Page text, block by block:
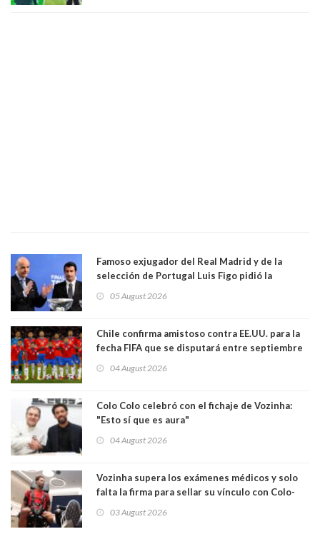
Famoso exjugador del Real Madrid y de la
selección de Portugal Luis Figo pidió la
comportamiento más bajo y cobarde que he
05 August 2026
Chile confirma amistoso contra EE.UU. para la
fecha FIFA que se disputará entre septiembre
04 August 2026
Colo Colo celebró con el fichaje de Vozinha:
"Esto sí que es aura"
04 August 2026
Vozinha supera los exámenes médicos y solo
falta la firma para sellar su vínculo con Colo-
03 August 2026